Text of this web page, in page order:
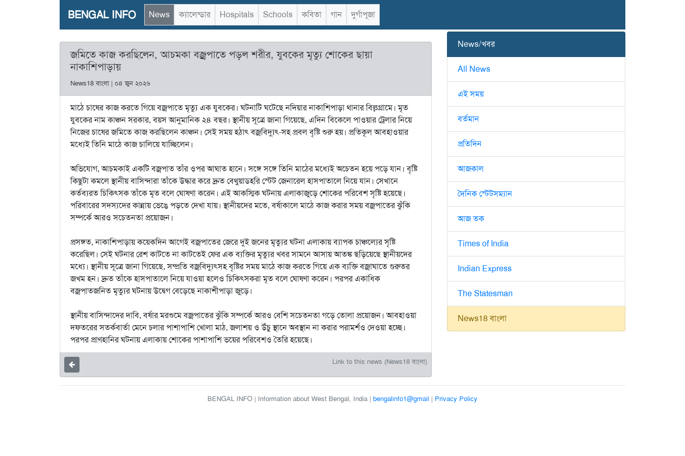
BENGAL INFO News ক্যালেন্ডার Hospitals Schools কবিতা গান দুর্গাপূজা
জমিতে কাজ করছিলেন, আচমকা বজ্রপাতে পড়ল শরীর, যুবকের মৃত্যু শোকের ছায়া
নাকাশিপাড়ায়
News18 বাংলা | ০৪ জুন ২০২৬
মাঠে চাষের কাজ করতে গিয়ে বজ্রপাতে মৃত্যু এক যুবকের। ঘটনাটি ঘটেছে নদিয়ার নাকাশিপাড়া থানার বিল্লগ্রামে। মৃত
যুবকের নাম কাঞ্চন সরকার, বয়স আনুমানিক ২৪ বছর। স্থানীয় সূত্রে জানা গিয়েছে, এদিন বিকেলে পাওয়ার ট্রেলার নিয়ে
নিজের চাষের জমিতে কাজ করছিলেন কাঞ্চন। সেই সময় হঠাৎ বজ্রবিদ্যুৎ-সহ প্রবল বৃষ্টি শুরু হয়। প্রতিকূল আবহাওয়ার
মধ্যেই তিনি মাঠে কাজ চালিয়ে যাচ্ছিলেন।
অভিযোগ, আচমকাই একটি বজ্রপাত তাঁর ওপর আঘাত হানে। সঙ্গে সঙ্গে তিনি মাঠের মধ্যেই অচেতন হয়ে পড়ে যান। বৃষ্টি
কিছুটা কমলে স্থানীয় বাসিন্দারা তাঁকে উদ্ধার করে দ্রুত বেথুয়াডহরি স্টেট জেনারেল হাসপাতালে নিয়ে যান। সেখানে
কর্তব্যরত চিকিৎসক তাঁকে মৃত বলে ঘোষণা করেন। এই আকস্মিক ঘটনায় এলাকাজুড়ে শোকের পরিবেশ সৃষ্টি হয়েছে।
পরিবারের সদস্যদের কান্নায় ভেঙে পড়তে দেখা যায়। স্থানীয়দের মতে, বর্ষাকালে মাঠে কাজ করার সময় বজ্রপাতের ঝুঁকি
সম্পর্কে আরও সচেতনতা প্রয়োজন।
প্রসঙ্গত, নাকাশিপাড়ায় কয়েকদিন আগেই বজ্রপাতের জেরে দুই জনের মৃত্যুর ঘটনা এলাকায় ব্যাপক চাঞ্চল্যের সৃষ্টি
করেছিল। সেই ঘটনার রেশ কাটতে না কাটতেই ফের এক ব্যক্তির মৃত্যুর খবর সামনে আসায় আতঙ্ক ছড়িয়েছে স্থানীয়দের
মধ্যে। স্থানীয় সূত্রে জানা গিয়েছে, সম্প্রতি বজ্রবিদ্যুৎসহ বৃষ্টির সময় মাঠে কাজ করতে গিয়ে এক ব্যক্তি বজ্রাঘাতে গুরুতর
জখম হন। দ্রুত তাঁকে হাসপাতালে নিয়ে যাওয়া হলেও চিকিৎসকরা মৃত বলে ঘোষণা করেন। পরপর একাধিক
বজ্রপাতজনিত মৃত্যুর ঘটনায় উদ্বেগ বেড়েছে নাকাশীপাড়া জুড়ে।
স্থানীয় বাসিন্দাদের দাবি, বর্ষার মরশুমে বজ্রপাতের ঝুঁকি সম্পর্কে আরও বেশি সচেতনতা গড়ে তোলা প্রয়োজন। আবহাওয়া
দফতরের সতর্কবার্তা মেনে চলার পাশাপাশি খোলা মাঠ, জলাশয় ও উঁচু স্থানে অবস্থান না করার পরামর্শও দেওয়া হচ্ছে।
পরপর প্রাণহানির ঘটনায় এলাকায় শোকের পাশাপাশি ভয়ের পরিবেশও তৈরি হয়েছে।
Link to this news (News18 বাংলা)
News/খবর
All News
এই সময়
বর্তমান
প্রতিদিন
আজকাল
দৈনিক স্টেটসম্যান
আজ তক
Times of India
Indian Express
The Statesman
News18 বাংলা
BENGAL INFO | Information about West Bengal, India | bengalinfo1@gmail | Privacy Policy